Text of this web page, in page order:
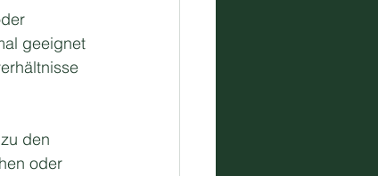
geeignet
den
oder